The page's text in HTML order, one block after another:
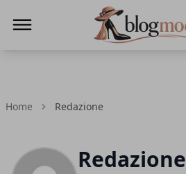
Home Redazione
Redazione